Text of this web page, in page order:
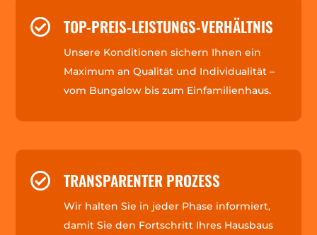
 TOP-PREIS-LEISTUNGS-VERHÄLTNIS
Unsere Konditionen sichern Ihnen ein
Maximum an Qualität und Individualität –
vom Bungalow bis zum Einfamilienhaus.
 TRANSPARENTER PROZESS
Wir halten Sie in jeder Phase informiert,
damit Sie den Fortschritt Ihres Hausbaus